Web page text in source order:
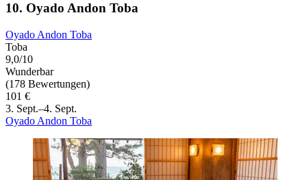
10. Oyado Andon Toba
Oyado Andon Toba
Toba
9,0/10
Wunderbar
(178 Bewertungen)
101 €
3. Sept.–4. Sept.
Oyado Andon Toba